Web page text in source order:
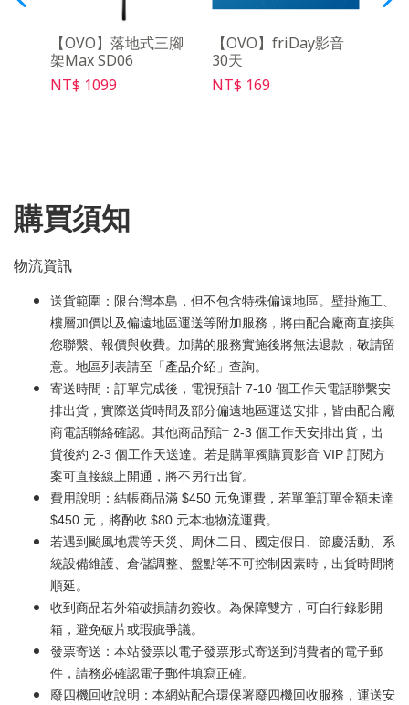
【OVO】落地式三腳
架Max SD06
NT$ 1099
【OVO】friDay影音
30天
NT$ 169
購買須知
物流資訊
送貨範圍：限台灣本島，但不包含特殊偏遠地區。壁掛施工、
樓層加價以及偏遠地區運送等附加服務，將由配合廠商直接與
您聯繫、報價與收費。加購的服務實施後將無法退款，敬請留
意。地區列表請至「產品介紹 」查詢。
寄送時間：訂單完成後，電視預計 7-10 個工作天電話聯繫安
排出貨，實際送貨時間及部分偏遠地區運送安排，皆由配合廠
商電話聯絡確認。其他商品預計 2-3 個工作天安排出貨，出
貨後約 2-3 個工作天送達。若是購單獨購買影音 VIP 訂閱方
案可直接線上開通，將不另行出貨。
費用說明：結帳商品滿 $450 元免運費，若單筆訂單金額未達
$450 元，將酌收 $80 元本地物流運費。
若遇到颱風地震等天災、周休二日、國定假日、節慶活動、系
統設備維護、倉儲調整、盤點等不可控制因素時，出貨時間將
順延。
收到商品若外箱破損請勿簽收。為保障雙方，可自行錄影開
箱，避免破片或瑕疵爭議。
發票寄送：本站發票以電子發票形式寄送到消費者的電子郵
件，請務必確認電子郵件填寫正確。
廢四機回收說明：本網站配合環保署廢四機回收服務，運送安